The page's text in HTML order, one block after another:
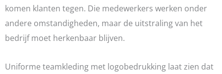
komen klanten tegen. Die medewerkers werken onder
andere omstandigheden, maar de uitstraling van het
bedrijf moet herkenbaar blijven.
Uniforme teamkleding met logobedrukking laat zien dat